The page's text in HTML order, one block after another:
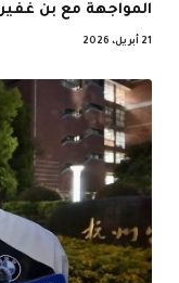
المواجهة مع بن غفير
21 أبريل، 2026